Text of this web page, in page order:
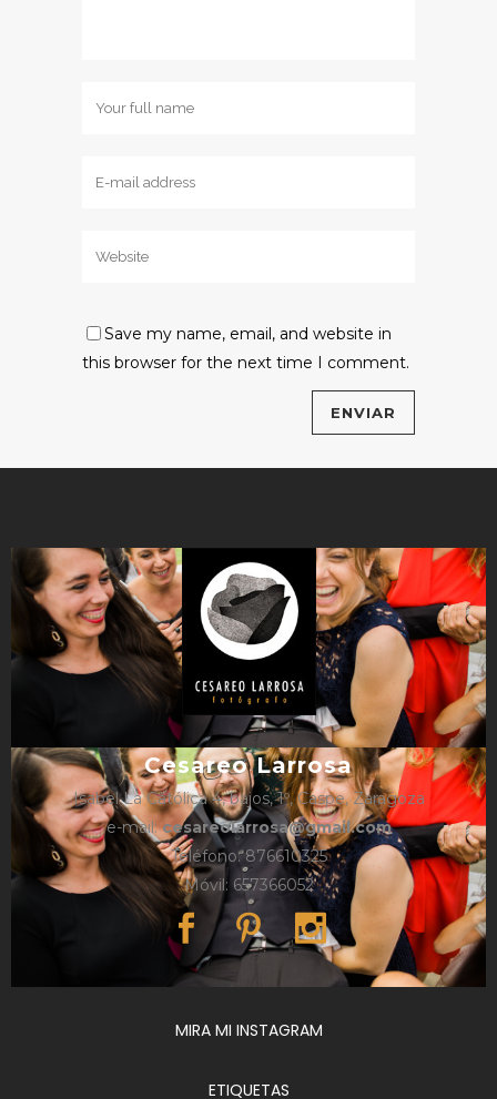
Save my name, email, and website in
this browser for the next time I comment.
Cesareo Larrosa
Isabel La Católica 4, bajos, 1º, Caspe, Zaragoza
e-mail:cesareolarrosa@gmail.com
Teléfono: 876610325
Móvil: 657366052
MIRA MI INSTAGRAM
ETIQUETAS